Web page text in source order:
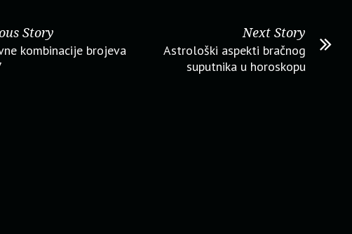
Story
kombinacije brojeva
Next Story
Astrološki aspekti bračnog
suputnika u horoskopu